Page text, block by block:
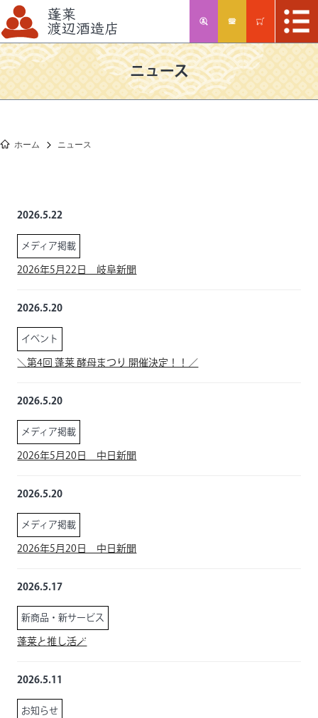
ニュース
ホーム ニュース
2026.5.22
メディア掲載
2026年5月22日 岐阜新聞
2026.5.20
イベント
＼第4回 蓬莱 酵母まつり 開催決定！！／
2026.5.20
メディア掲載
2026年5月20日 中日新聞
2026.5.20
メディア掲載
2026年5月20日 中日新聞
2026.5.17
新商品・新サービス
蓬莱と推し活🪄
2026.5.11
お知らせ